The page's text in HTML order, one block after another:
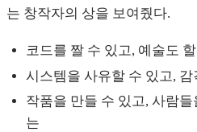
는 창작자의 상을 보여줬다.
코드를 짤 수 있고, 예술도
시스템을 사유할 수 있고,
작품을 만들 수 있고, 사람
는